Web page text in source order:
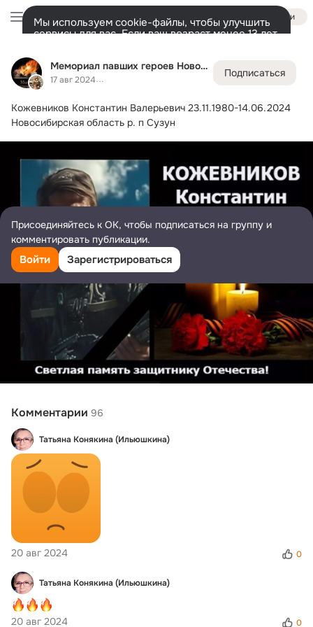
Мемориал павших героев Новосибирска и НСО
17 авг 2024
Подписаться
Кожевников Константин Валерьевич 23.11.1980-14.06.2024
Новосибирская область р. п Сузун
Комментарии 96
Татьяна Конякина (Ильюшкина)
20 авг 2024 0
Татьяна Конякина (Ильюшкина)
20 авг 2024 0
Войти
Мы используем cookie-файлы, чтобы улучшить
сервисы для вас. Если ваш возраст менее 13 лет,
представитель.
Разрешить все Настроить
Лента Участники 6.7K Ещё
Дополнительная
колонка
Всё4 517 Обсуждаемые
Присоединяйтесь к ОК, чтобы подписаться на группу и
комментировать публикации.
Войти Зарегистрироваться